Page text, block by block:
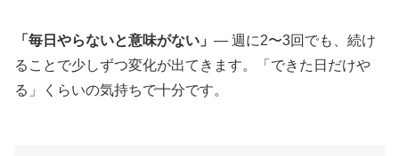
「毎日やらないと意味がない」 — 週に2〜3回でも、続け
ることで少しずつ変化が出てきます。「できた日だけや
る」くらいの気持ちで十分です。